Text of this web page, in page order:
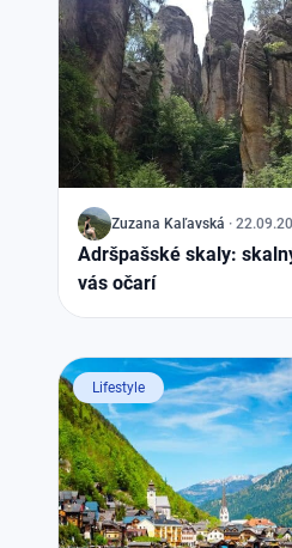
J Zuzana Kaľavská ·
Adršpašské skaly:
vás očarí
Lifestyle